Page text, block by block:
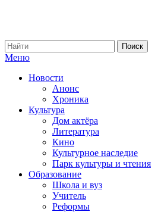
Меню
Новости
Анонс
Хроника
Культура
Дом актёра
Литература
Кино
Культурное наследие
Парк культуры и чтения
Образование
Школа и вуз
Учитель
Реформы